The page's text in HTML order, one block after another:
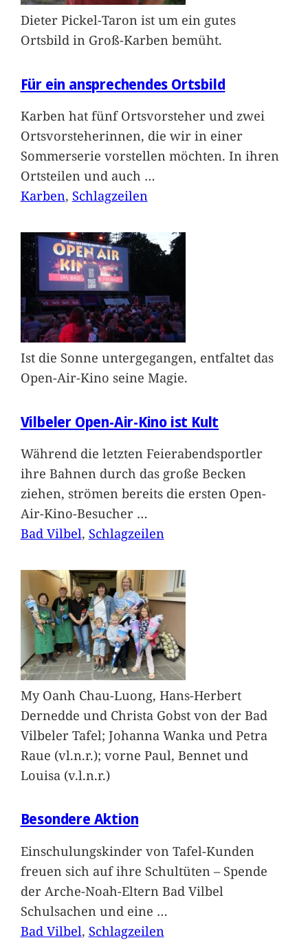
Dieter Pickel-Taron ist um ein gutes
Ortsbild in Groß-Karben bemüht.
Für ein ansprechendes Ortsbild
Karben hat fünf Ortsvorsteher und zwei
Ortsvorsteherinnen, die wir in einer
Sommerserie vorstellen möchten. In ihren
Ortsteilen und auch …
Karben, Schlagzeilen
Ist die Sonne untergegangen, entfaltet das
Open-Air-Kino seine Magie.
Vilbeler Open-Air-Kino ist Kult
Während die letzten Feierabendsportler
ihre Bahnen durch das große Becken
ziehen, strömen bereits die ersten Open-
Air-Kino-Besucher …
Bad Vilbel, Schlagzeilen
My Oanh Chau-Luong, Hans-Herbert
Dernedde und Christa Gobst von der Bad
Vilbeler Tafel; Johanna Wanka und Petra
Raue (vl.n.r.); vorne Paul, Bennet und
Louisa (v.l.n.r.)
Besondere Aktion
Einschulungskinder von Tafel-Kunden
freuen sich auf ihre Schultüten – Spende
der Arche-Noah-Eltern Bad Vilbel
Schulsachen und eine …
Bad Vilbel, Schlagzeilen